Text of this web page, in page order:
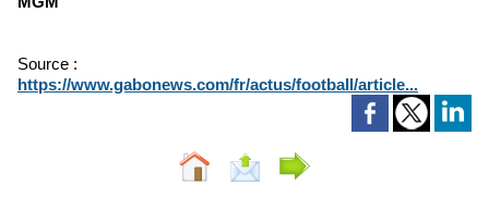
Source :
https://www.gabonews.com/fr/actus/football/article...